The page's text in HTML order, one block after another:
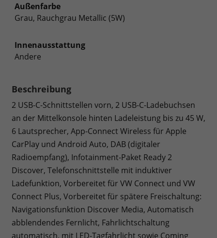
Außenfarbe
Grau, Rauchgrau Metallic (5W)
Innenausstattung
Andere
Beschreibung
2 USB-C-Schnittstellen vorn, 2 USB-C-Ladebuchsen
an der Mittelkonsole hinten Ladeleistung bis zu 45 W,
6 Lautsprecher, App-Connect Wireless für Apple
CarPlay und Android Auto, DAB (digitaler
Radioempfang), Infotainment-Paket Ready 2
Discover, Telefonschnittstelle mit induktiver
Ladefunktion, Vorbereitet für VW Connect und VW
Connect Plus, Vorbereitet für spätere Freischaltung:
Navigationsfunktion Discover Media, Automatisch
abblendendes Fernlicht, Fahrlichtschaltung
automatisch, mit LED-Tagfahrlicht sowie Coming